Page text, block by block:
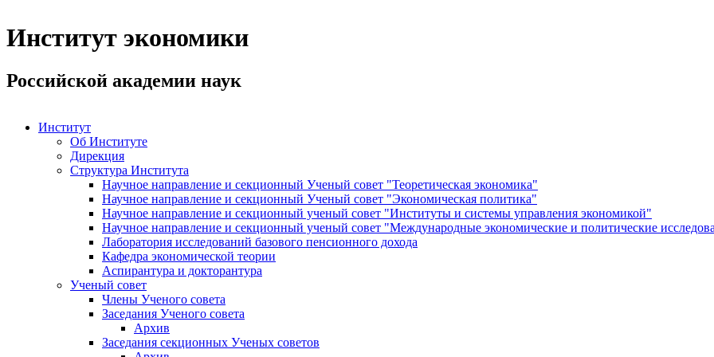
Институт экономики
Российской академии наук
Институт
Об Институте
Дирекция
Структура Института
Научное направление и секционный Ученый совет "Теоретическая экономика"
Научное направление и секционный Ученый совет "Экономическая политика"
Научное направление и секционный ученый совет "Институты и системы управления экономикой"
Научное направление и секционный ученый совет "Международные экономические и политические
Лаборатория исследований базового пенсионного дохода
Кафедра экономической теории
Аспирантура и докторантура
Ученый совет
Члены Ученого совета
Заседания Ученого совета
Архив
Заседания секционных Ученых советов